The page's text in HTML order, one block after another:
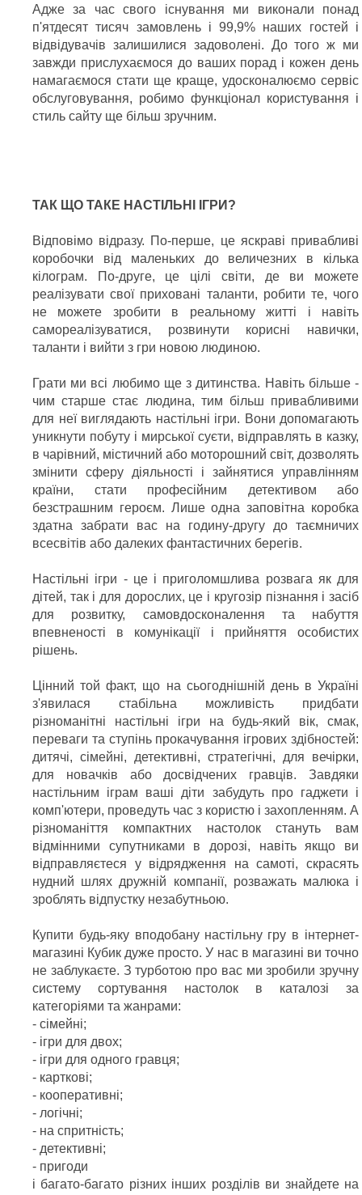
Адже за час свого існування ми виконали понад
п'ятдесят тисяч замовлень і 99,9% наших гостей і
відвідувачів залишилися задоволені. До того ж ми
завжди прислухаємося до ваших порад і кожен день
намагаємося стати ще краще, удосконалюємо сервіс
обслуговування, робимо функціонал користування і
стиль сайту ще більш зручним.
ТАК ЩО ТАКЕ НАСТІЛЬНІ ІГРИ?
Відповімо відразу. По-перше, це яскраві привабливі
коробочки від маленьких до величезних в кілька
кілограм. По-друге, це цілі світи, де ви можете
реалізувати свої приховані таланти, робити те, чого
не можете зробити в реальному житті і навіть
самореалізуватися, розвинути корисні навички,
таланти і вийти з гри новою людиною.
Грати ми всі любимо ще з дитинства. Навіть більше -
чим старше стає людина, тим більш привабливими
для неї виглядають настільні ігри. Вони допомагають
уникнути побуту і мирської суєти, відправлять в казку,
в чарівний, містичний або моторошний світ, дозволять
змінити сферу діяльності і зайнятися управлінням
країни, стати професійним детективом або
безстрашним героєм. Лише одна заповітна коробка
здатна забрати вас на годину-другу до таємничих
всесвітів або далеких фантастичних берегів.
Настільні ігри - це і приголомшлива розвага як для
дітей, так і для дорослих, це і кругозір пізнання і засіб
для розвитку, самовдосконалення та набуття
впевненості в комунікації і прийняття особистих
рішень.
Цінний той факт, що на сьогоднішній день в Україні
з'явилася стабільна можливість придбати
різноманітні настільні ігри на будь-який вік, смак,
переваги та ступінь прокачування ігрових здібностей:
дитячі, сімейні, детективні, стратегічні, для вечірки,
для новачків або досвідчених гравців. Завдяки
настільним іграм ваші діти забудуть про гаджети і
комп'ютери, проведуть час з користю і захопленням. А
різноманіття компактних настолок стануть вам
відмінними супутниками в дорозі, навіть якщо ви
відправляєтеся у відрядження на самоті, скрасять
нудний шлях дружній компанії, розважать малюка і
зроблять відпустку незабутньою.
Купити будь-яку вподобану настільну гру в інтернет-
магазині Кубик дуже просто. У нас в магазині ви точно
не заблукаєте. З турботою про вас ми зробили зручну
систему сортування настолок в каталозі за
категоріями та жанрами:
- сімейні;
- ігри для двох;
- ігри для одного гравця;
- карткові;
- кооперативні;
- логічні;
- на спритність;
- детективні;
- пригоди
і багато-багато різних інших розділів ви знайдете на